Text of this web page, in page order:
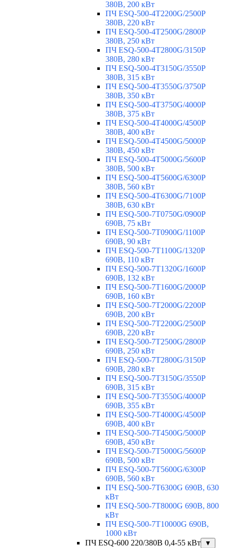
380В, 200 кВт
ПЧ ESQ-500-4T2200G/2500P
380В, 220 кВт
ПЧ ESQ-500-4T2500G/2800P
380В, 250 кВт
ПЧ ESQ-500-4T2800G/3150P
380В, 280 кВт
ПЧ ESQ-500-4T3150G/3550P
380В, 315 кВт
ПЧ ESQ-500-4T3550G/3750P
380В, 350 кВт
ПЧ ESQ-500-4T3750G/4000P
380В, 375 кВт
ПЧ ESQ-500-4T4000G/4500P
380В, 400 кВт
ПЧ ESQ-500-4T4500G/5000P
380В, 450 кВт
ПЧ ESQ-500-4T5000G/5600P
380В, 500 кВт
ПЧ ESQ-500-4T5600G/6300P
380В, 560 кВт
ПЧ ESQ-500-4T6300G/7100P
380В, 630 кВт
ПЧ ESQ-500-7T0750G/0900P
690В, 75 кВт
ПЧ ESQ-500-7T0900G/1100P
690В, 90 кВт
ПЧ ESQ-500-7T1100G/1320P
690В, 110 кВт
ПЧ ESQ-500-7T1320G/1600P
690В, 132 кВт
ПЧ ESQ-500-7T1600G/2000P
690В, 160 кВт
ПЧ ESQ-500-7T2000G/2200P
690В, 200 кВт
ПЧ ESQ-500-7T2200G/2500P
690В, 220 кВт
ПЧ ESQ-500-7T2500G/2800P
690В, 250 кВт
ПЧ ESQ-500-7T2800G/3150P
690В, 280 кВт
ПЧ ESQ-500-7T3150G/3550P
690В, 315 кВт
ПЧ ESQ-500-7T3550G/4000P
690В, 355 кВт
ПЧ ESQ-500-7T4000G/4500P
690В, 400 кВт
ПЧ ESQ-500-7T4500G/5000P
690В, 450 кВт
ПЧ ESQ-500-7T5000G/5600P
690В, 500 кВт
ПЧ ESQ-500-7T5600G/6300P
690В, 560 кВт
ПЧ ESQ-500-7T6300G 690В, 630
кВт
ПЧ ESQ-500-7T8000G 690В, 800
кВт
ПЧ ESQ-500-7T10000G 690В,
1000 кВт
ПЧ ESQ-600 220/380В 0,4-55 кВт
▼